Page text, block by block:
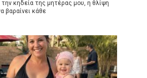
κηδεία της μητέρας μου, η θλίψη
βαραίνει κάθε